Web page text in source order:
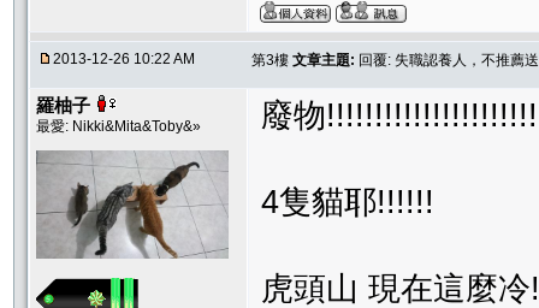
2013-12-26 10:22 AM 第3樓 文章主題: 回覆: 失職認養人，不推薦
羅柚子
最愛: Nikki&Mita&Toby&» 廢物
4隻貓耶!!!!!!
虎頭山 現在這麼